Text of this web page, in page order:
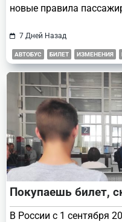
новые правила
7 Дней Назад
АВТОБУС БИЛЕТ ИЗМЕНЕНИЯ
Покупаешь билет,
В России с 1 сентября